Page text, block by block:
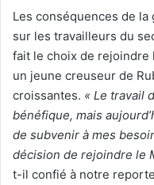
Les conséquences de
sur les travailleurs du
fait le choix de rejoindre
un jeune creuseur de
croissantes. « Le travail
bénéfique, mais
de subvenir à mes
décision de rejoindre le
t-il confié à notre